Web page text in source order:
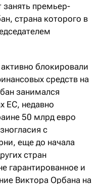
занять премьер-
страна которого в
блокировали
средств на
занимался
ЕС, недавно
50 млрд евро
с
еще до начала
стран
гарантированное и
Виктора Орбана на